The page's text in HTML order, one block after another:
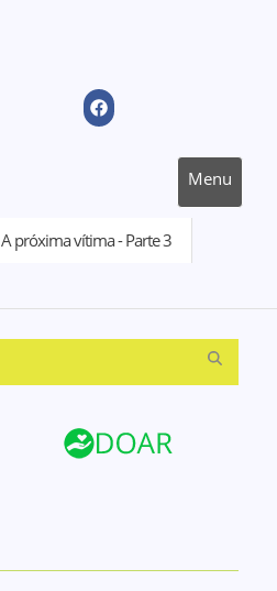
Menu
A próxima vítima - Parte 3